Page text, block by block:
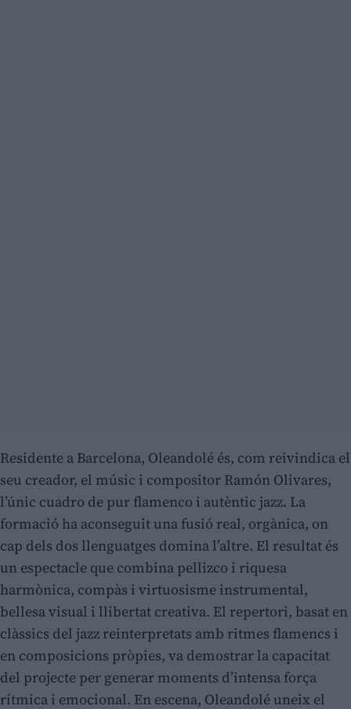
Residente a Barcelona, Oleandolé és, com reivindica el
seu creador, el músic i compositor Ramón Olivares,
l’únic cuadro de pur flamenco i autèntic jazz. La
formació ha aconseguit una fusió real, orgànica, on
cap dels dos llenguatges domina l’altre. El resultat és
un espectacle que combina pellizco i riquesa
harmònica, compàs i virtuosisme instrumental,
bellesa visual i llibertat creativa. El repertori, basat en
clàssics del jazz reinterpretats amb ritmes flamencs i
en composicions pròpies, va demostrar la capacitat
del projecte per generar moments d’intensa força
rítmica i emocional. En escena, Oleandolé uneix el